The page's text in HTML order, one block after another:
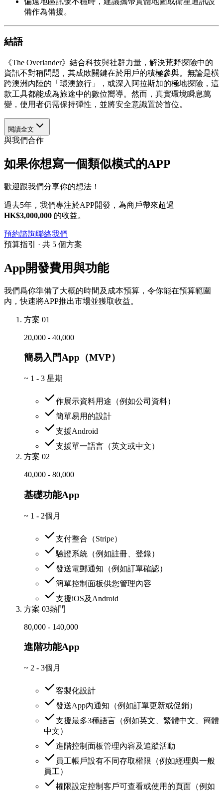
備作為備援。
結語
《The Overlander》結合科技與社群力量，解決荒野探險中的
資訊不對稱問題，其成敗關鍵在於用戶的積極參與。無論是橫
跨澳洲內陸的「環澳旅行」，或深入阿拉斯加的極地探險，這
款工具都能成為旅途中的數位嚮導。然而，真實環境瞬息萬
變，使用者仍需保持彈性，並將安全意識置於首位。
閱讀全文
與我們合作
如果你想寫一個類似模式的APP
歡迎跟我們分享你的想法！
過去5年，我們專注於APP開發，為商戶帶來超過
HK$3,000,000 的收益。
預約諮詢聯絡我們
預算指引 · 共 5 個方案
App開發費用與功能
我們爲你準備了大概的時間及成本預算，令你能在預算範圍
內，快速將APP推出市場並獲取收益。
方案 01
20,000 - 40,000
簡易入門App（MVP）
~ 1 - 3 星期
作展示資料用途（例如公司資料）
簡單易用的設計
支援Android
支援單一語言（英文或中文）
方案 02
40,000 - 80,000
基礎功能App
~ 1 - 2個月
支付整合（Stripe）
驗證系統（例如註冊、登錄）
發送電郵通知（例如訂單確認）
簡單控制面板供您管理內容
支援iOS及Android
方案 03熱門
80,000 - 140,000
進階功能App
~ 2 - 3個月
客製化設計
發送App內通知（例如訂單更新或促銷）
支援最多3種語言（例如英文、繁體中文、簡體
中文）
進階控制面板管理內容及追蹤活動
員工帳戶設有不同存取權限（例如經理與一般
員工）
權限設定控制客戶可查看或使用的頁面（例如